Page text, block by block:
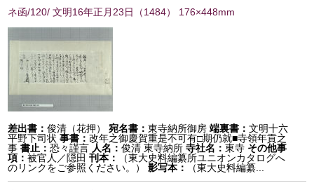
ネ函/120/ 文明16年正月23日 （1484） 176×448mm
差出書：俊清（花押） 宛名書：東寺納所御房 端裏書：文明十六
平野下司状 事書：改年之御慶賀重是不可有□期仍就■寺領年貢之
事 書止：恐々謹言 人名：俊清 東寺納所 寺社名：東寺 その他事
項：被官人／隠田 刊本：
（東大史料編纂所ユニオンカタログへ
のリンクをご参照ください。）
影写本： （東大史料編纂...